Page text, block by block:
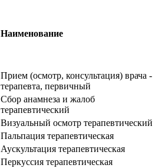
Наименование
Прием (осмотр, консультация) врача -
терапевта, первичный
Сбор анамнеза и жалоб
терапевтический
Визуальный осмотр терапевтический
Пальпация терапевтическая
Аускультация терапевтическая
Перкуссия терапевтическая